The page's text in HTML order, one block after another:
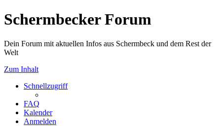
Schermbecker Forum
Dein Forum mit aktuellen Infos aus Schermbeck und dem Rest der
Welt
Zum Inhalt
Schnellzugriff
FAQ
Kalender
Anmelden